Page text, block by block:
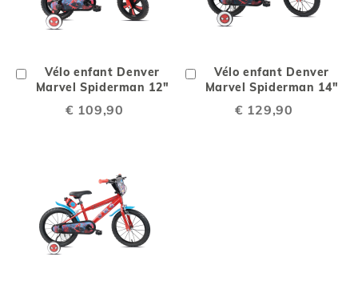
Vélo enfant Denver
Marvel Spiderman 12"
€ 109,90
Ajouter
au
chariot
Vélo enfant Denver
Marvel Spiderman 14"
€ 129,90
Ajouter
au
chariot